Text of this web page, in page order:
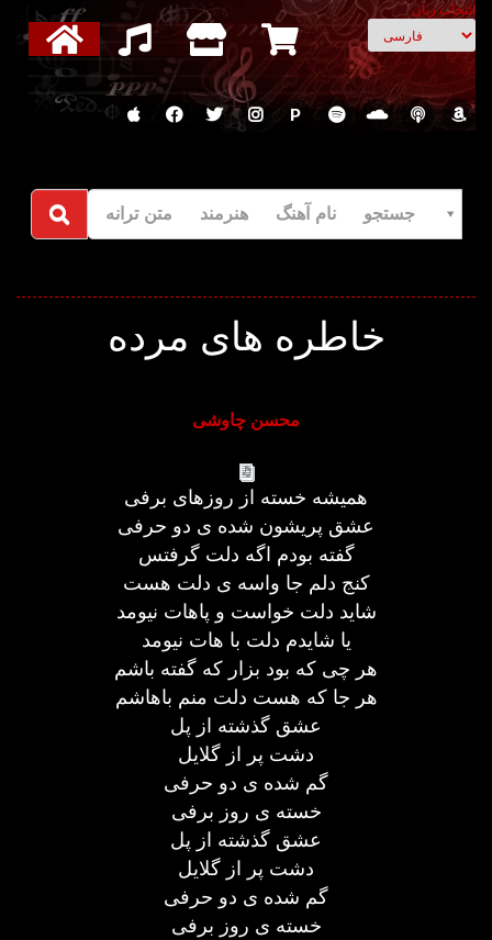
انتخاب زبان
P
جستجو نام آهنگ هنرمند متن ترانه
خاطره های مرده
محسن چاوشی
همیشه خسته از روزهای برفی
عشق پریشون شده ی دو حرفی
گفته بودم اگه دلت گرفتس
کنج دلم جا واسه ی دلت هست
شاید دلت خواست و پاهات نیومد
یا شایدم دلت با هات نیومد
هر چی که بود بزار که گفته باشم
هر جا که هست دلت منم باهاشم
عشق گذشته از پل
دشت پر از گلایل
گم شده ی دو حرفی
خسته ی روز برفی
عشق گذشته از پل
دشت پر از گلایل
گم شده ی دو حرفی
خسته ی روز برفی